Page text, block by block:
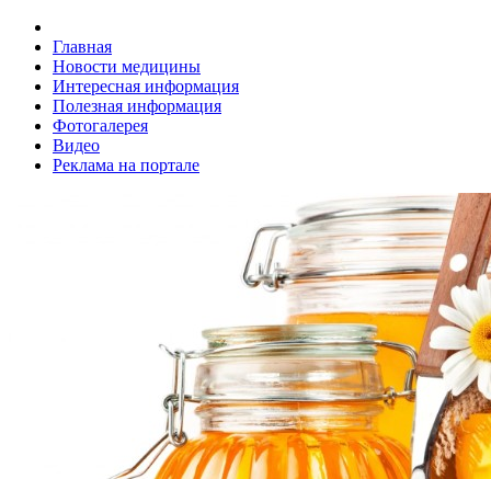
Главная
Новости медицины
Интересная информация
Полезная информация
Фотогалерея
Видео
Реклама на портале